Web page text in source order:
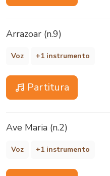
Arrazoar (n.9)
Voz +1 instrumento
Partitura
Ave Maria (n.2)
Voz +1 instrumento